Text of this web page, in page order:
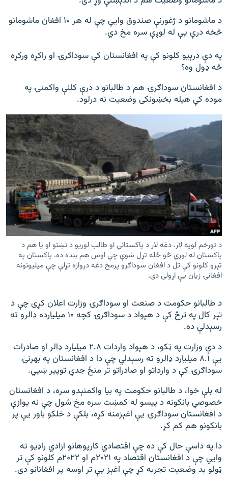
د ماشومانو د ژغورنې صندوق وايي چې له هر ۱۰ افغان ماشومانو
څخه درې یې له لوږې سره مخ دي.
په دې درېیو کلونو کې په افغانستان کې سوداګرۍ او راکړه ورکړه
څه ډول وه؟
د افغانستان سوداګرۍ هم د طالبانو د درې کلنې واکمنۍ په
موده کې هیله بخښونکی وضعیت نه درلود.
د تورخم لویه لار. دغه لار د پاکستاني او طالب لوریو د نښتو او یا هم د
پاکستان له لوري څو ځله تړل شوې چې اوس هم بنده ده. پاکستان په
تېرو کلونو کې تل د افغان سوداګرو پرمخ دغه دروازه تړلې چې میلیونونه
افغانۍ زیان یې اړولی دی.
د طالبانو حکومت د صنعت او سوداګرۍ وزارت اعلان کړی چې د
تېر کال په ترڅ کې د هېواد د سوداګرۍ کچه ۱۰ میلیارده ډالرو ته
رسېدلې ده.
د دې وزارت په ټکو، د هېواد واردات ۲.۸ میلیارد ډالر او صادرات
یې ۸.۱ میلیارد ډالرو ته رسېدلي چې دا د افغانستان په بهرنۍ
سوداګرۍ کې د وارداتو او صادراتو تر منځ جدي توپیر ښيي.
له بلې خوا، د طالبانو حکومت په بیا واکمنېدو سره، د افغانستان
خصوصي بانکونه د پیسو له کمښت سره مخ شول چې نه یوازې
د افغانستان سوداګرۍ یې اغېزمنه کړه، بلکې د خلکو باور یې پر
بانکونو هم کم کړ.
دا په داسې حال کې ده چې اقتصادي کارپوهانو ازادي راډيو ته
وايي چې د افغانستان اقتصاد په ۲۰۲۱م او ۲۰۲۲م کلونو کې تر
ټولو بد وضعیت تجربه کړ چې اغېز یې تر اوسه پر افغانانو دی.